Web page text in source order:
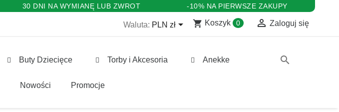
30 DNI NA WYMIANĘ LUB ZWROT -10% NA PIERWSZE ZAKUPY
Waluta: PLN zł shopping_cart Koszyk 0  Zaloguj się
Buty Dziecięce Torby i Akcesoria Anekke
Nowości Promocje
search